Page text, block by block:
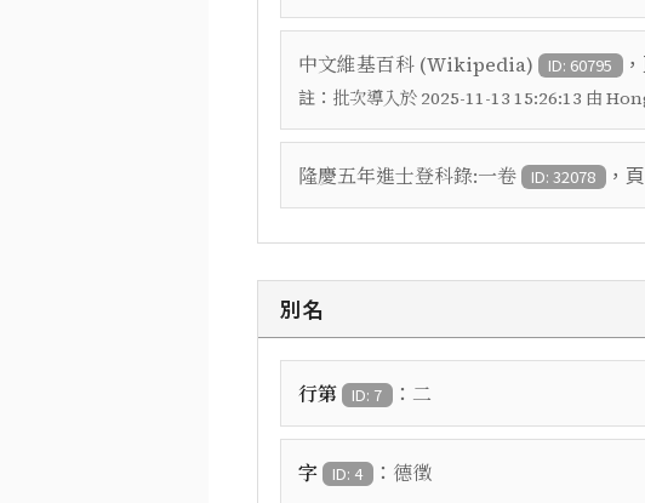
中文維基百科 (Wikipedia) ID: 60795
註： 批次導入於 2025-11-13 15:26:13 由
隆慶五年進士登科錄:一卷 ID: 32078 ，頁
別名
行第 ID: 7 ： 二
字 ID: 4 ： 德徵